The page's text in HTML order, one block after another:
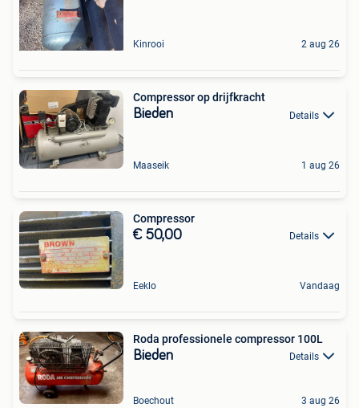
Kinrooi 2 aug 26
Compressor op drijfkracht
Bieden Details
Maaseik 1 aug 26
Compressor
€ 50,00 Details
Eeklo Vandaag
Roda professionele compressor 100L
Bieden Details
Boechout 3 aug 26